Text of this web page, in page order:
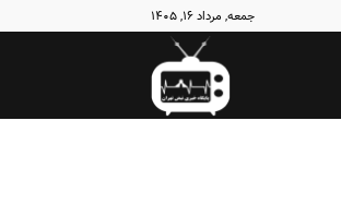
جمعه, مرداد ۱۶, ۱۴۰۵
نبض